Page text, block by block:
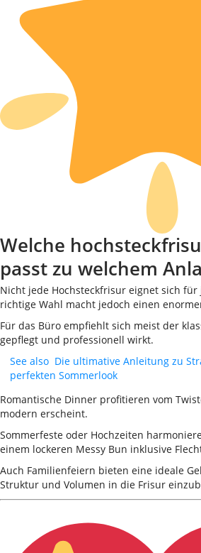
Welche
passt zu welchem
Nicht jede Hochsteckfrisur eignet sich für
richtige Wahl macht jedoch einen
Für das Büro empfiehlt sich meist der
gepflegt und professionell wirkt.
See also Die ultimative Anleitung zu
perfekten Sommerlook
Romantische Dinner profitieren vom
modern erscheint.
Sommerfeste oder Hochzeiten
einem lockeren Messy Bun inklusive
Auch Familienfeiern bieten eine ideale
Struktur und Volumen in die Frisur